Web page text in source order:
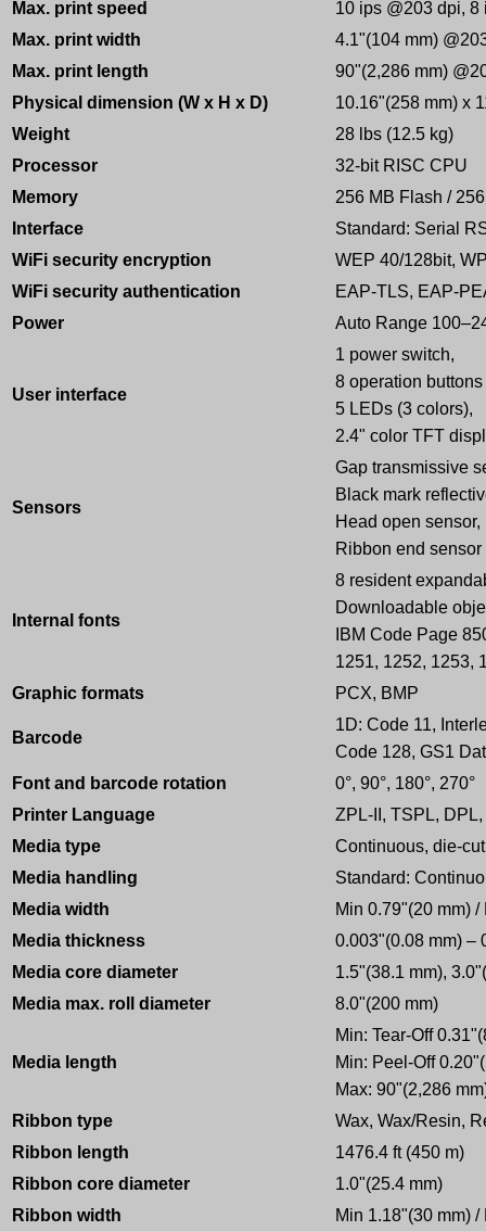
Max. print speed
10 ips @203 dpi, 8
Max. print width
4.1"(104 mm)
Max. print length
90"(2,286 mm)
Physical dimension (W x H x D)
10.16"(258 mm) x
Weight
28 lbs (12.5 kg)
Processor
32-bit RISC CPU
Memory
256 MB Flash /
Interface
Standard: Serial
WiFi security encryption
WEP 40/128bit,
WiFi security authentication
EAP-TLS, EAP-
Power
Auto Range
User interface
1 power switch,
8 operation
5 LEDs (3 colors),
2.4" color TFT
Sensors
Gap transmissive
Black mark
Head open sensor,
Ribbon end sensor
Internal fonts
8 resident
Downloadable
IBM Code Page
1251, 1252, 1253,
Graphic formats
PCX, BMP
Barcode
1D: Code 11,
Code 128, GS1
Font and barcode rotation
0°, 90°, 180°, 270°
Printer Language
ZPL-II, TSPL,
Media type
Continuous, die-
Media handling
Standard:
Media width
Min 0.79"(20 mm)
Media thickness
0.003"(0.08 mm) –
Media core diameter
1.5"(38.1 mm),
Media max. roll diameter
8.0"(200 mm)
Media length
Min: Tear-Off
Min: Peel-Off
Max: 90"(2,286
Ribbon type
Wax, Wax/Resin,
Ribbon length
1476.4 ft (450 m)
Ribbon core diameter
1.0"(25.4 mm)
Ribbon width
Min 1.18"(30 mm)